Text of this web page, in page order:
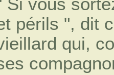
Si vous
périls ", dit
qui,